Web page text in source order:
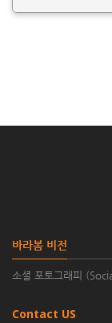
바라봄 비전
소셜 포토그래피
Contact US